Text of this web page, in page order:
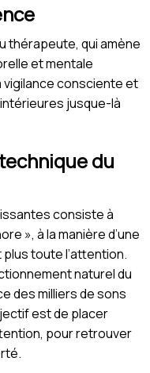
thérapeute, qui amène
et mentale
consciente et
jusque-là
du
consiste à
», à la manière d’une
plus toute l’attention.
naturel du
des milliers de sons
est de placer
pour retrouver